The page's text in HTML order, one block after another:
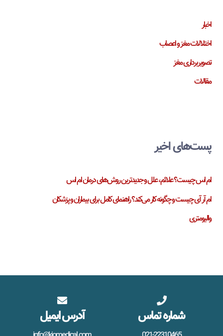
اخبار
اختلالات مغز و اعصاب
تصویربرداری مغز
مقالات
پست‌های اخیر
ام اس چیست؟ علائم، علل و جدیدترین روش‌های درمان ام اس
ام آر آی چیست و چگونه کار می‌کند؟ راهنمای کامل برای بیماران و پزشکان
والیومتری
شماره تماس آدرس ایمیل